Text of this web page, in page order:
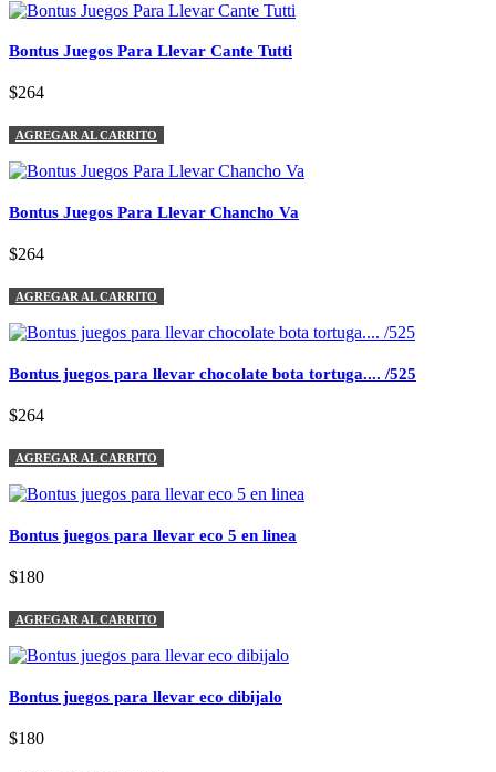
Bontus Juegos Para Llevar Cante Tutti
$264
AGREGAR AL CARRITO
Bontus Juegos Para Llevar Chancho Va
$264
AGREGAR AL CARRITO
Bontus juegos para llevar chocolate bota tortuga.... /525
$264
AGREGAR AL CARRITO
Bontus juegos para llevar eco 5 en linea
$180
AGREGAR AL CARRITO
Bontus juegos para llevar eco dibijalo
$180